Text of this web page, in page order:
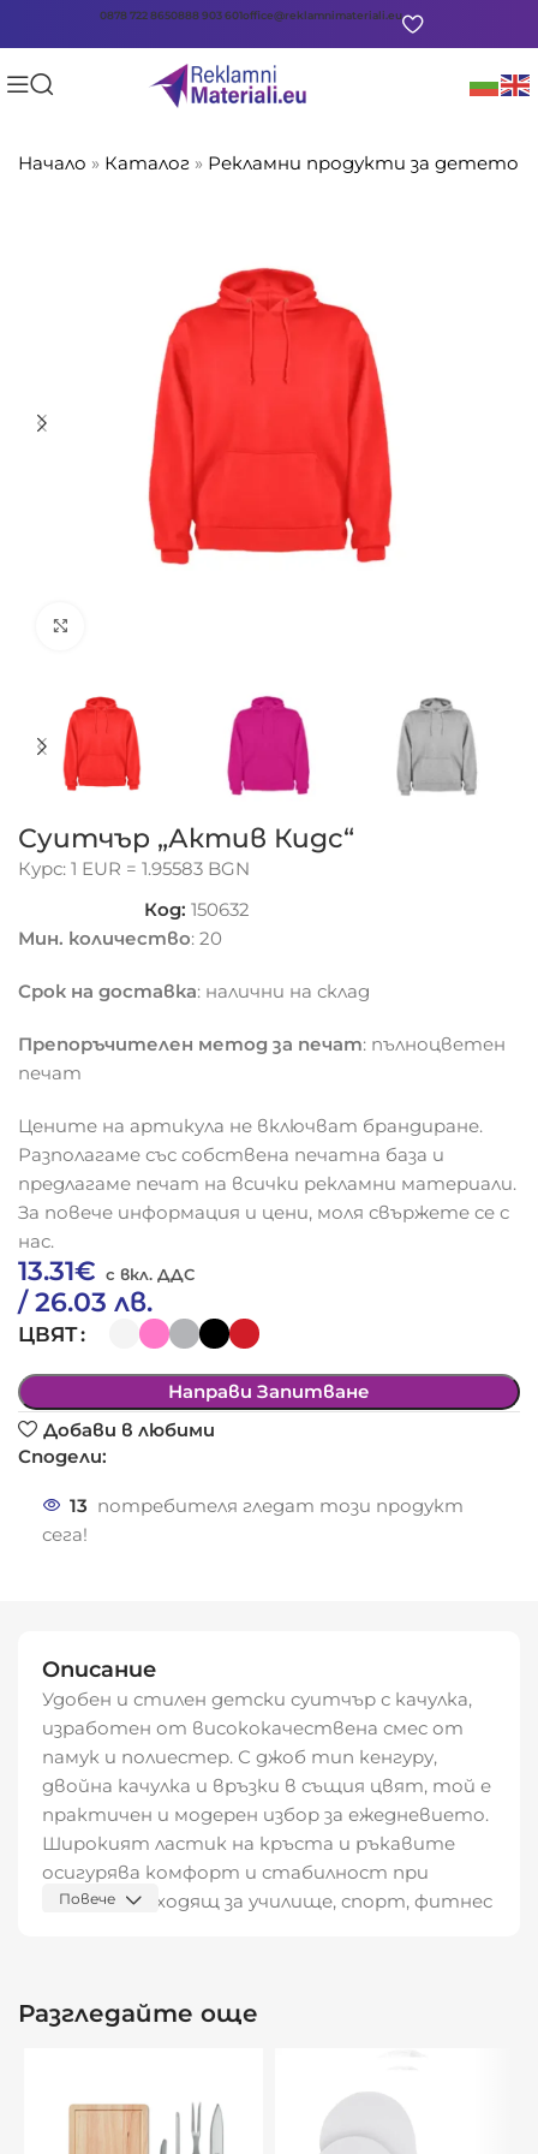
0878 722 8650888 903 601office@reklamnimateriali.eu
Начало » Каталог » Рекламни продукти за детето
Суитчър „Актив Кидс“
Курс: 1 EUR = 1.95583 BGN
Код:150632
Мин. количество: 20
Срок на доставка: налични на склад
Препоръчителен метод за печат: пълноцветен
печат
Цените на артикула не включват брандиране.
Разполагаме със собствена печатна база и
предлагаме печат на всички рекламни материали.
За повече информация и цени, моля свържете се с
нас.
13.31€
/ 26.03 лв.
ЦВЯТ
Направи Запитване
Добави в любими
Сподели:
13 потребителя гледат този продукт
сега!
Описание
Удобен и стилен детски суитчър с качулка,
изработен от висококачествена смес от
памук и полиестер. С джоб тип кенгуру,
двойна качулка и връзки в същия цвят, той е
практичен и модерен избор за ежедневието.
Широкият ластик на кръста и ръкавите
осигурява комфорт и стабилност при
носене. Подходящ за училище, спорт, фитнес
Двойна качулка с връзки в същия цвят
Повече
Разгледайте още